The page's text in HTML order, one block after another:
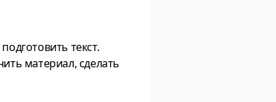
текст.
материал, сделать